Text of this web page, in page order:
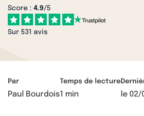
Score : 4.9/5
Sur 531 avis
Par
Paul Bourdois
Temps de lecture
1 min le 02/